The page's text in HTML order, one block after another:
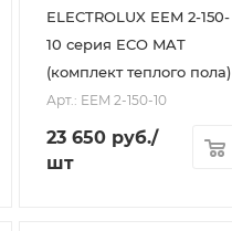
ELECTROLUX EEM 2-150-
10 серия ECO MAT
(комплект теплого пола)
Арт.: EEM 2-150-10
23 650 руб./
шт